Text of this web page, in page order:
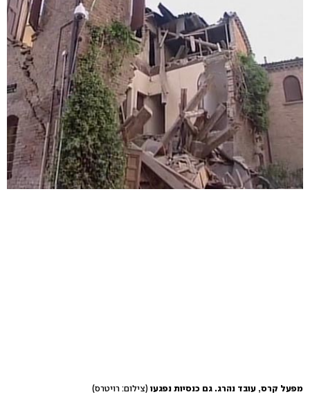
מפעל קרס, עובד נהרג. גם כנסיות נפגעו (צילום: רויטרס)